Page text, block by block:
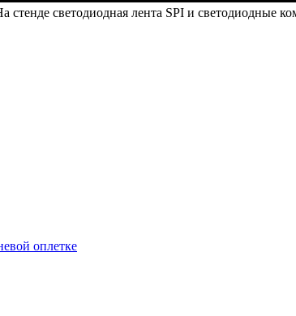
стенде светодиодная лента SPI и
оплетке